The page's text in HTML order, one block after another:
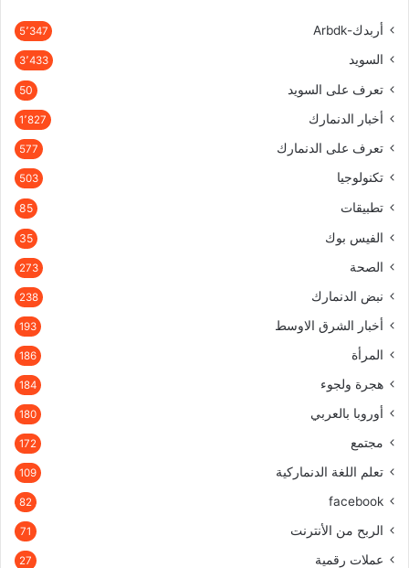
أربدك-Arbdk 5٬347
السويد 3٬433
تعرف على السويد 50
أخبار الدنمارك 1٬827
تعرف على الدنمارك 577
تكنولوجيا 503
تطبيقات 85
الفيس بوك 35
الصحة 273
نبض الدنمارك 238
أخبار الشرق الاوسط 193
المرأة 186
هجرة ولجوء 184
أوروبا بالعربي 180
مجتمع 172
تعلم اللغة الدنماركية 109
facebook
82
الربح من الأنترنت 71
عملات رقمية 27